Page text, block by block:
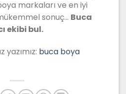
markaları ve en iyi
sonuç… Buca
ekibi bul.
yazımız: buca boya